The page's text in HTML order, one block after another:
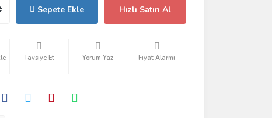
Sepete Ekle Hızlı Satın Al
Tavsiye Et Yorum Yaz Fiyat Alarmı